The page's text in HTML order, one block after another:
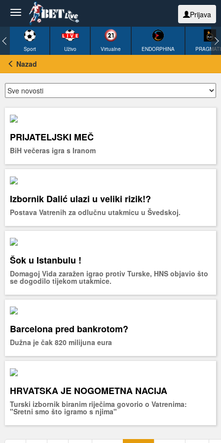
Prijava
Sport Uživo Virtualne ENDORPHINA
Nazad
PRIJATELJSKI MEČ
BiH večeras igra s Iranom
Izbornik Dalić ulazi u veliki rizik!?
Postava Vatrenih za odlučnu utakmicu u Švedskoj.
Šok u Istanbulu !
Domagoj Vida zaražen igrao protiv Turske, HNS objavio što
se dogodilo tijekom utakmice.
Barcelona pred bankrotom?
Dužna je čak 820 milijuna eura
HRVATSKA JE NOGOMETNA NACIJA
Turski izbornik biranim riječima govorio o Vatrenima:
"Sretni smo što igramo s njima"